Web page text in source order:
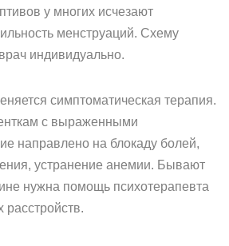
у многих исчезают
менструаций. Схему
индивидуально.
симптоматическая терапия.
с выраженными
направлено на блокаду болей,
устранение анемии. Бывают
нужна помощь психотерапевта
расстройств.